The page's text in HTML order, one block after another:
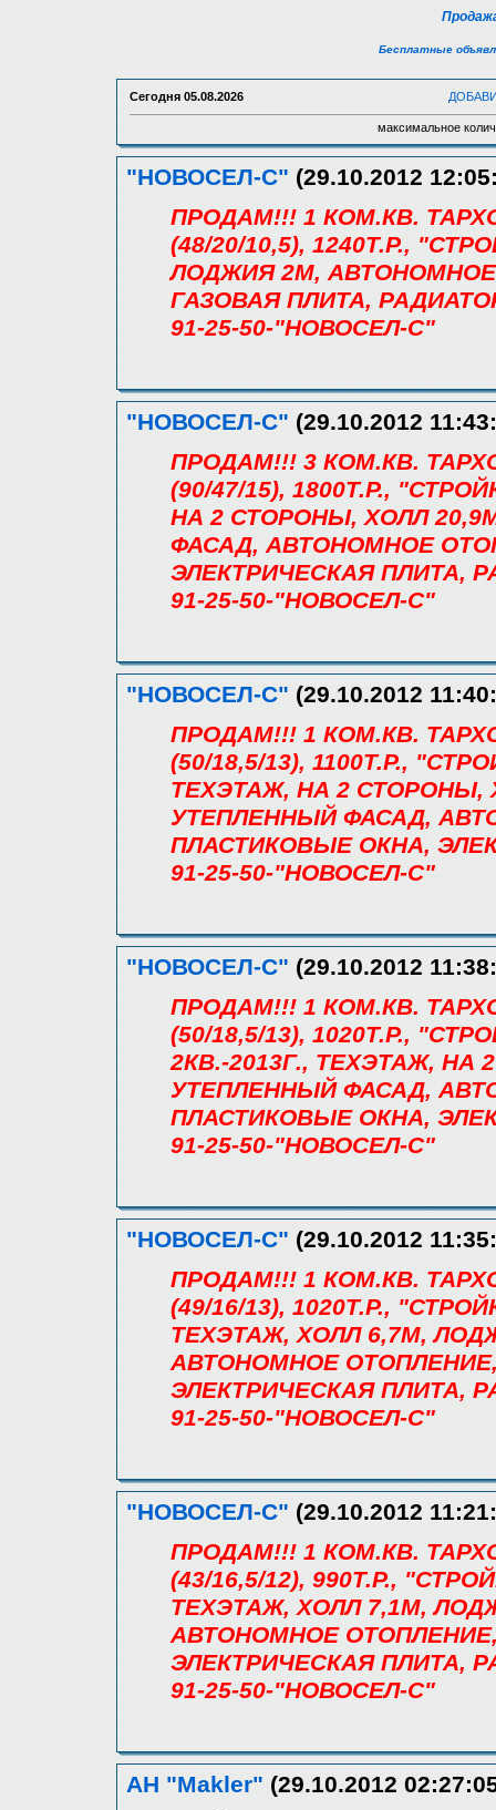
Бесплатные
Сегодня 05.08.2026
максимальное
"НОВОСЕЛ-С" (29.10.2012
ПРОДАМ!!! 1 КОМ.КВ.
(48/20/10,5), 1240Т.Р.,
ЛОДЖИЯ 2М,
ГАЗОВАЯ ПЛИТА,
91-25-50-"НОВОСЕЛ-С"
"НОВОСЕЛ-С" (29.10.2012
ПРОДАМ!!! 3 КОМ.КВ.
(90/47/15), 1800Т.Р.,
НА 2 СТОРОНЫ, ХОЛЛ
ФАСАД, АВТОНОМНОЕ
ЭЛЕКТРИЧЕСКАЯ ПЛИТА,
91-25-50-"НОВОСЕЛ-С"
"НОВОСЕЛ-С" (29.10.2012
ПРОДАМ!!! 1 КОМ.КВ.
(50/18,5/13), 1100Т.Р.,
ТЕХЭТАЖ, НА 2 СТОРОНЫ,
УТЕПЛЕННЫЙ ФАСАД,
ПЛАСТИКОВЫЕ ОКНА,
91-25-50-"НОВОСЕЛ-С"
"НОВОСЕЛ-С" (29.10.2012
ПРОДАМ!!! 1 КОМ.КВ.
(50/18,5/13), 1020Т.Р.,
2КВ.-2013Г., ТЕХЭТАЖ,
УТЕПЛЕННЫЙ ФАСАД,
ПЛАСТИКОВЫЕ ОКНА,
91-25-50-"НОВОСЕЛ-С"
"НОВОСЕЛ-С" (29.10.2012
ПРОДАМ!!! 1 КОМ.КВ.
(49/16/13), 1020Т.Р.,
ТЕХЭТАЖ, ХОЛЛ 6,7М,
АВТОНОМНОЕ
ЭЛЕКТРИЧЕСКАЯ ПЛИТА,
91-25-50-"НОВОСЕЛ-С"
"НОВОСЕЛ-С" (29.10.2012
ПРОДАМ!!! 1 КОМ.КВ.
(43/16,5/12), 990Т.Р.,
ТЕХЭТАЖ, ХОЛЛ 7,1М,
АВТОНОМНОЕ
ЭЛЕКТРИЧЕСКАЯ ПЛИТА,
91-25-50-"НОВОСЕЛ-С"
АН "Makler" (29.10.2012